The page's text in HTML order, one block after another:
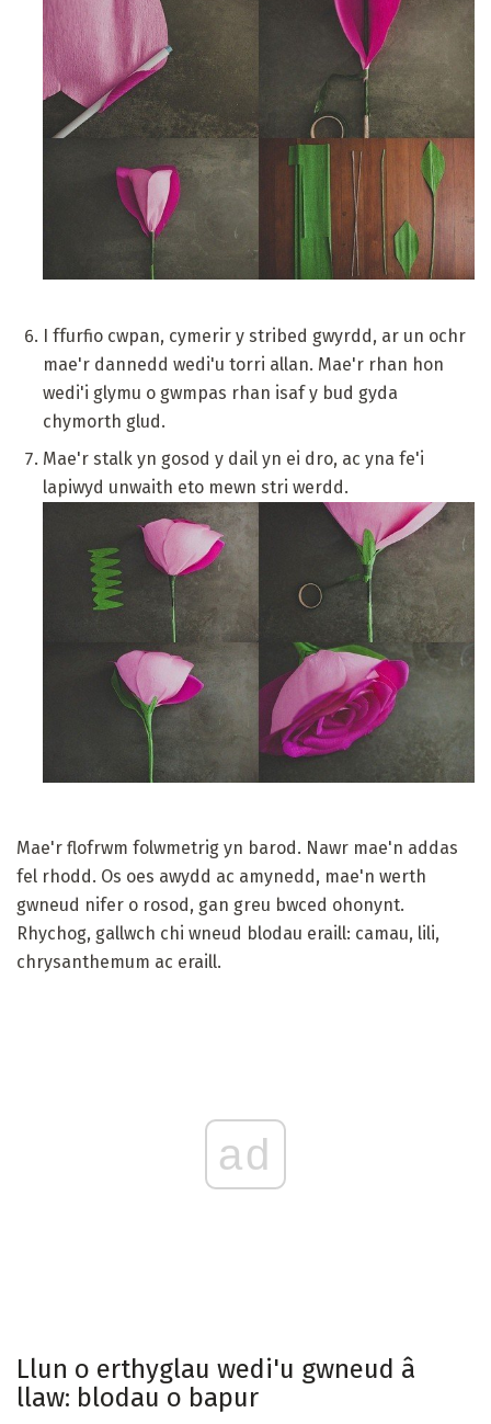
I ffurfio cwpan, cymerir y stribed gwyrdd, ar un ochr
mae'r dannedd wedi'u torri allan. Mae'r rhan hon
wedi'i glymu o gwmpas rhan isaf y bud gyda
chymorth glud.
Mae'r stalk yn gosod y dail yn ei dro, ac yna fe'i
lapiwyd unwaith eto mewn stri werdd.
Mae'r flofrwm folwmetrig yn barod. Nawr mae'n addas
fel rhodd. Os oes awydd ac amynedd, mae'n werth
gwneud nifer o rosod, gan greu bwced ohonynt.
Rhychog, gallwch chi wneud blodau eraill: camau, lili,
chrysanthemum ac eraill.
ad
Llun o erthyglau wedi'u gwneud â
llaw: blodau o bapur